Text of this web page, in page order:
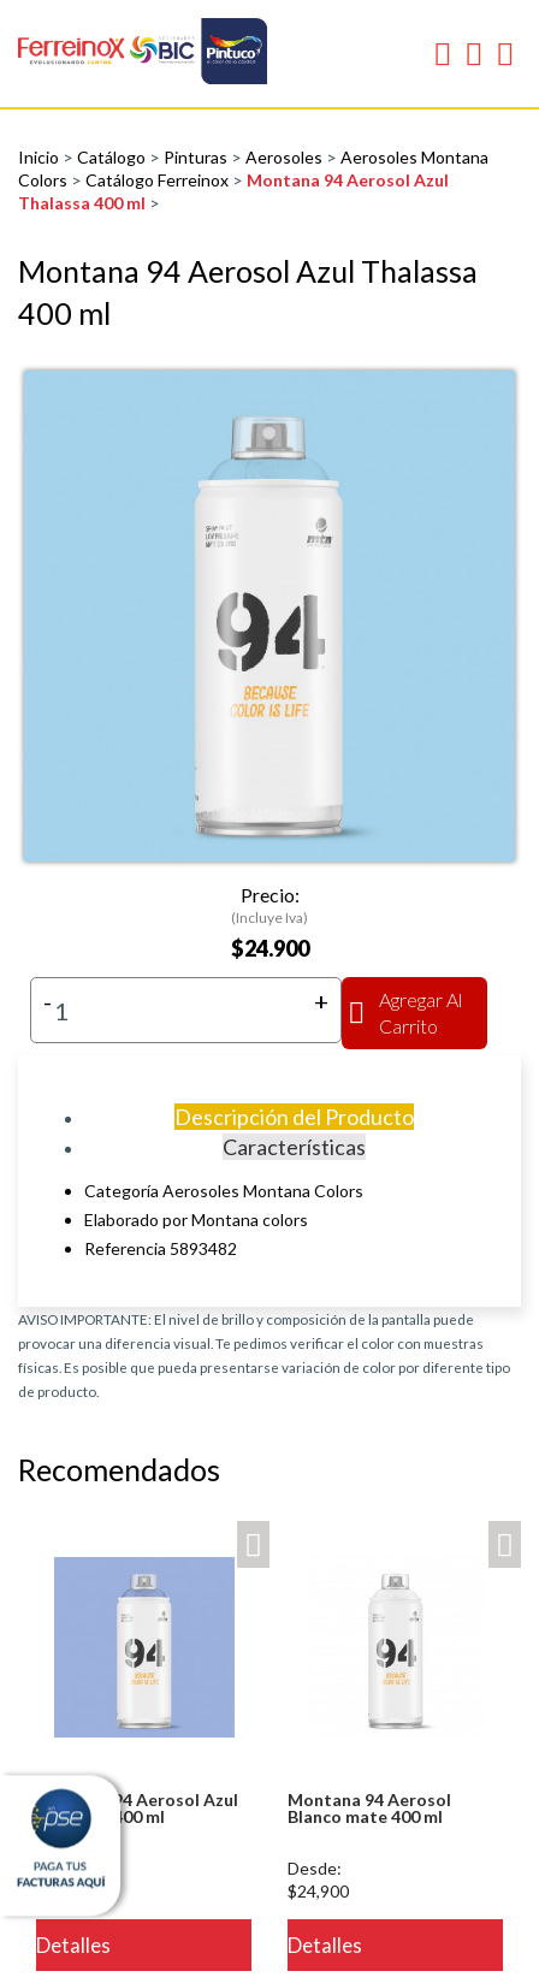
Inicio > Catálogo > Pinturas > Aerosoles > Aerosoles Montana
Colors > Catálogo Ferreinox > Montana 94 Aerosol Azul
Thalassa 400 ml >
Montana 94 Aerosol Azul Thalassa
400 ml
Precio:
(Incluye Iva)
$24.900
- +
Agregar Al
Carrito
Descripción del Producto
Características
Categoría Aerosoles Montana Colors
Elaborado por Montana colors
Referencia 5893482
AVISO IMPORTANTE: El nivel de brillo y composición de la pantalla puede
provocar una diferencia visual. Te pedimos verificar el color con muestras
físicas. Es posible que pueda presentarse variación de color por diferente tipo
de producto.
Recomendados
Montana 94 Aerosol Azul
Martinez 400 ml
Desde:
$24,900
Detalles
Montana 94 Aerosol
Blanco mate 400 ml
Desde:
$24,900
Detalles